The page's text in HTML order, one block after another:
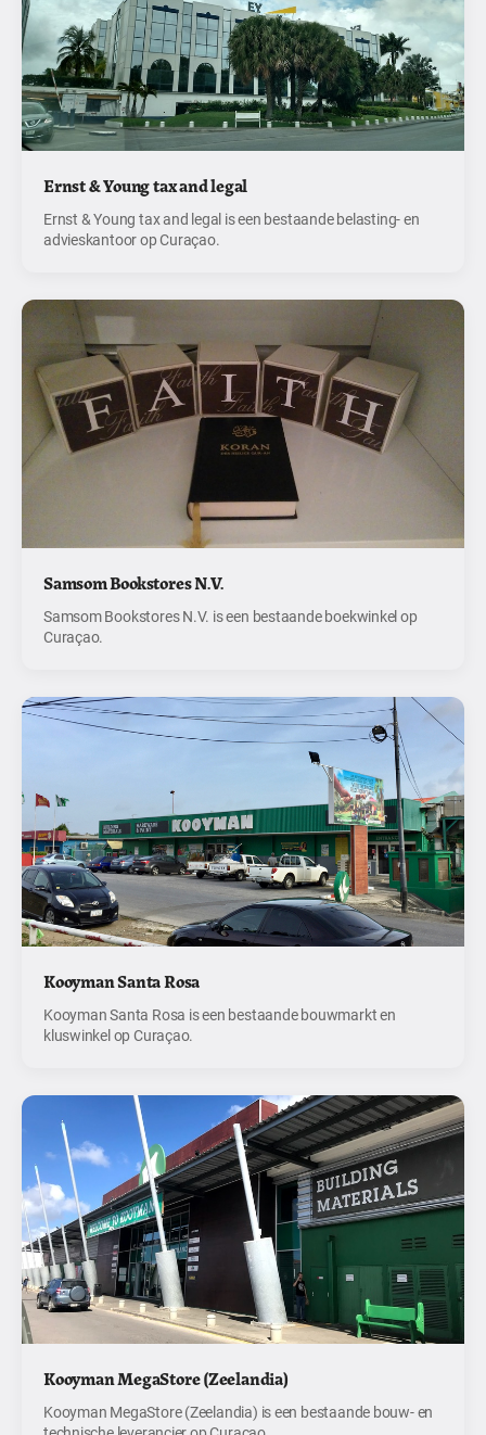
Ernst & Young tax and legal
Ernst & Young tax and legal is een bestaande belasting- en
advieskantoor op Curaçao.
Samsom Bookstores N.V.
Samsom Bookstores N.V. is een bestaande boekwinkel op
Curaçao.
Kooyman Santa Rosa
Kooyman Santa Rosa is een bestaande bouwmarkt en
kluswinkel op Curaçao.
Kooyman MegaStore (Zeelandia)
Kooyman MegaStore (Zeelandia) is een bestaande bouw- en